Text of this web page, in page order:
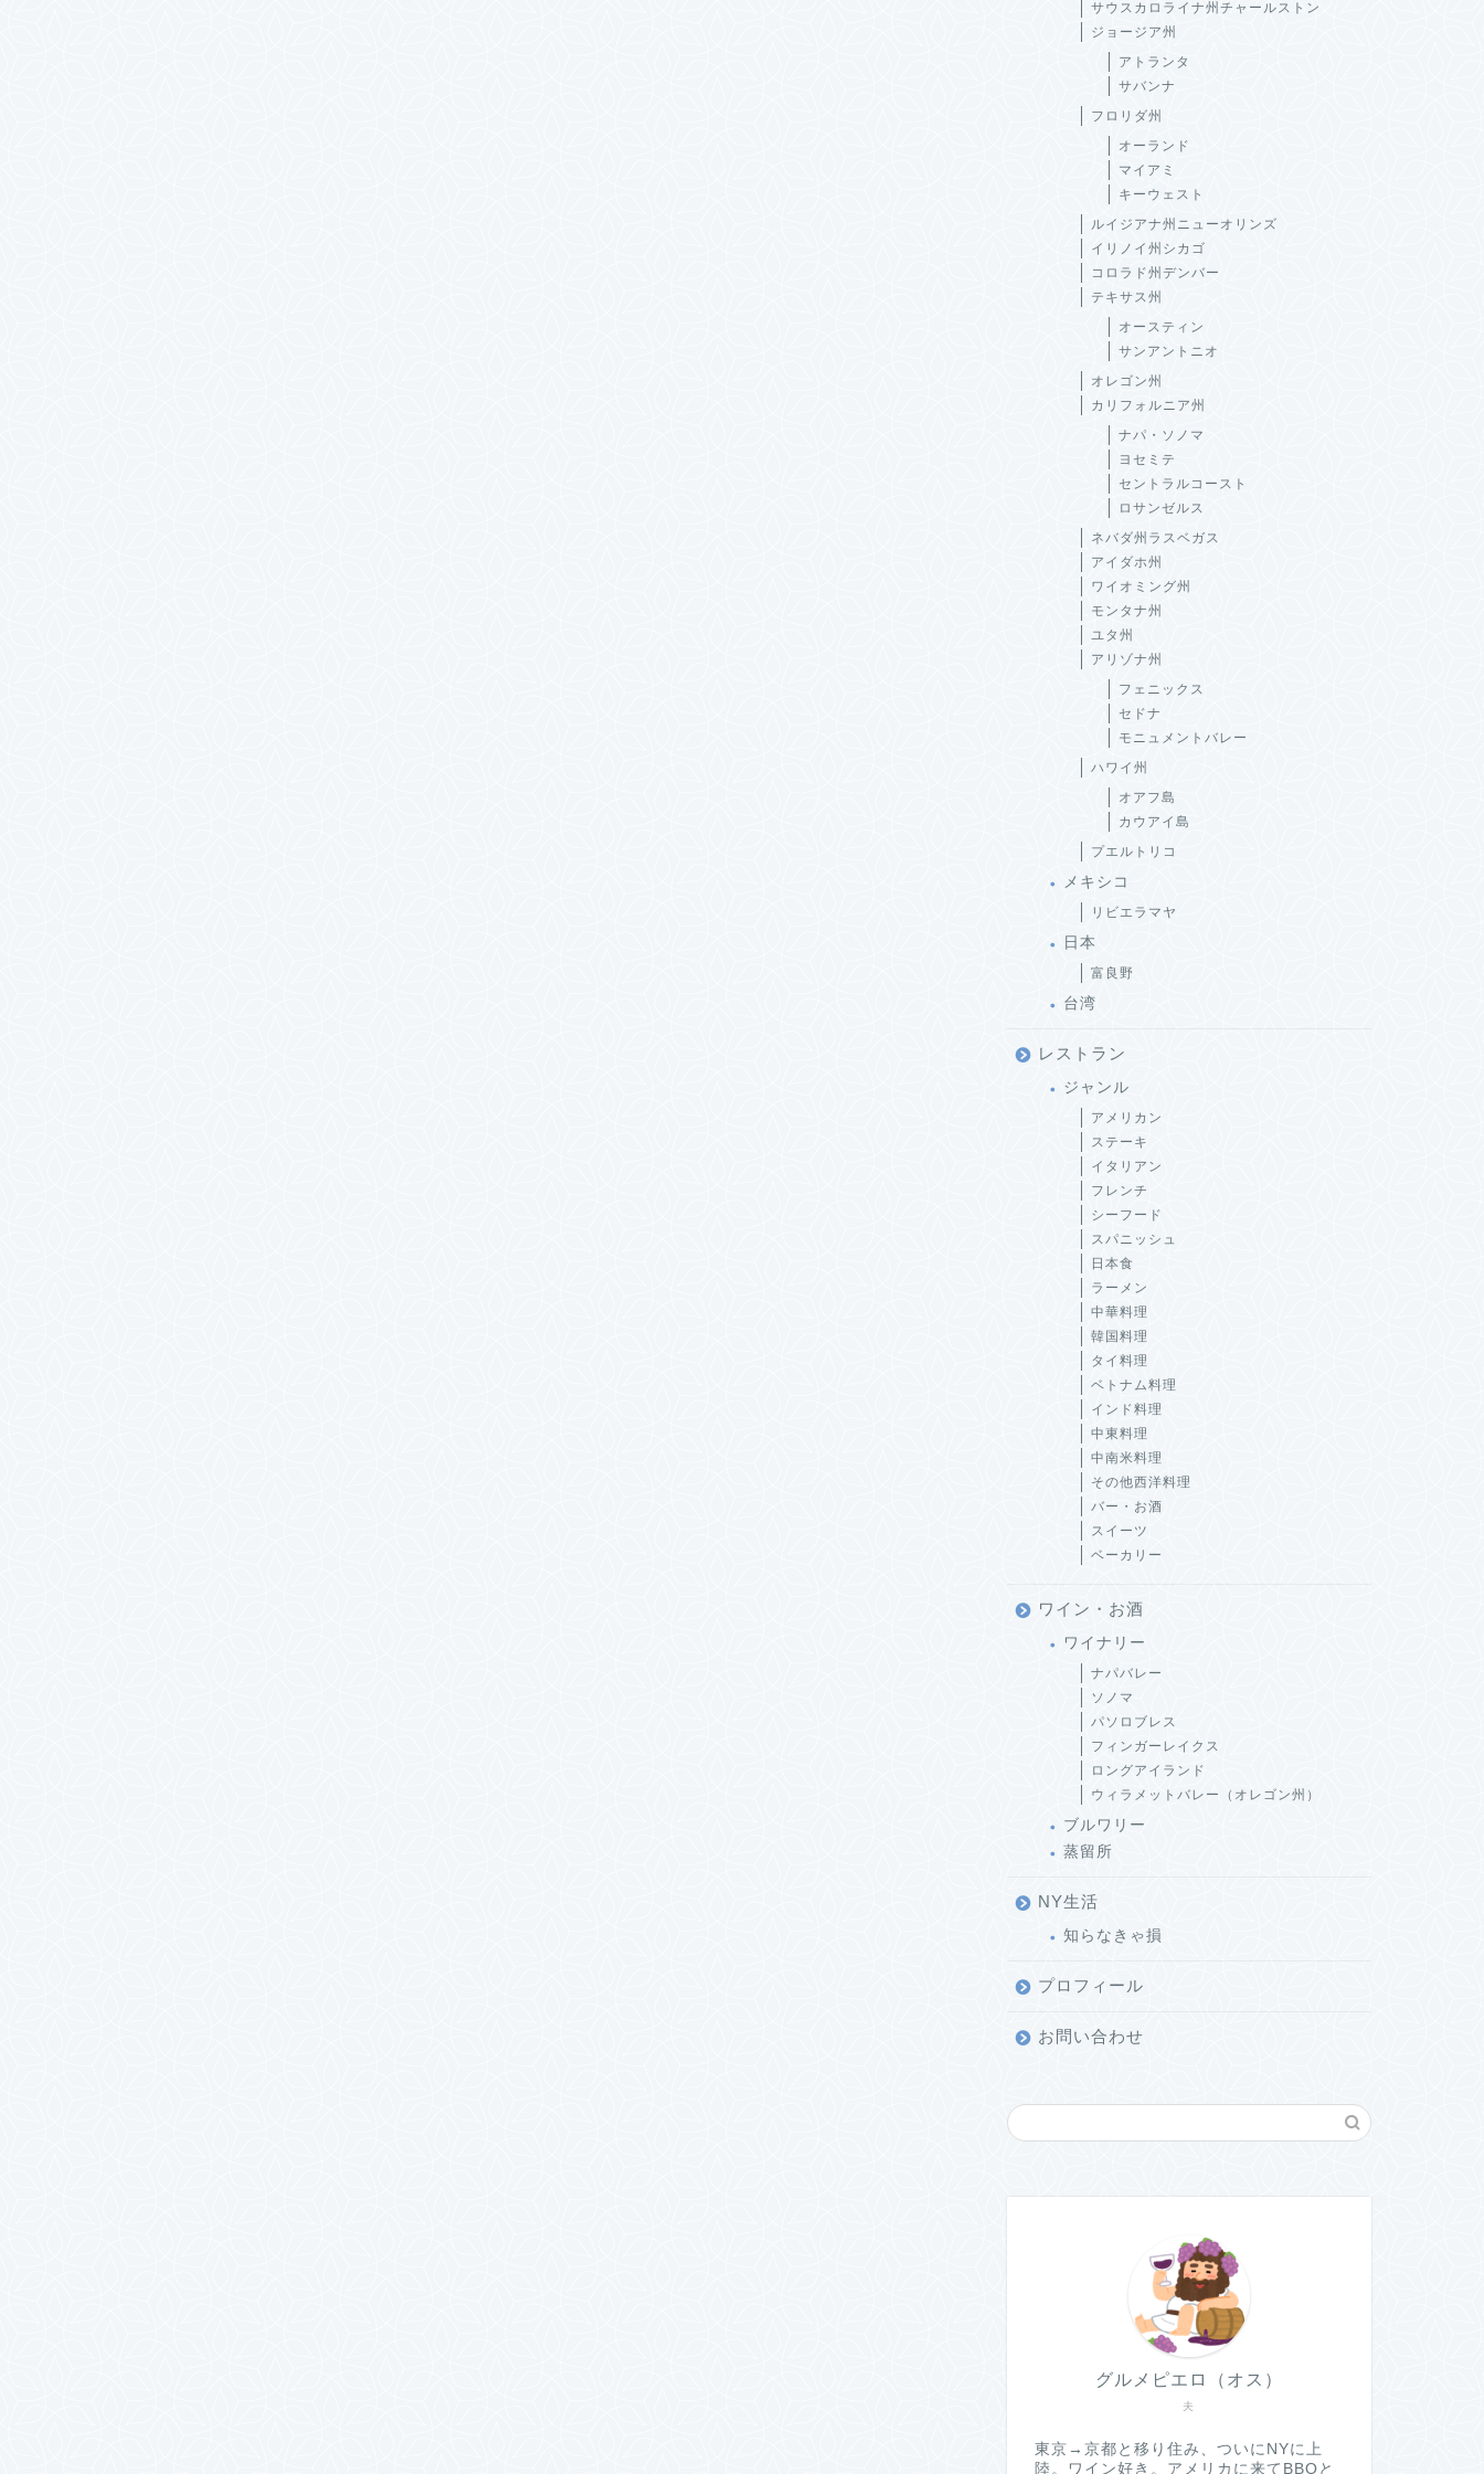
サウスカロライナ州チャールストン
ジョージア州
アトランタ
サバンナ
フロリダ州
オーランド
マイアミ
キーウェスト
ルイジアナ州ニューオリンズ
イリノイ州シカゴ
コロラド州デンバー
テキサス州
オースティン
サンアントニオ
オレゴン州
カリフォルニア州
ナパ・ソノマ
ヨセミテ
セントラルコースト
ロサンゼルス
ネバダ州ラスベガス
アイダホ州
ワイオミング州
モンタナ州
ユタ州
アリゾナ州
フェニックス
セドナ
モニュメントバレー
ハワイ州
オアフ島
カウアイ島
プエルトリコ
メキシコ
リビエラマヤ
日本
富良野
台湾
レストラン
ジャンル
アメリカン
ステーキ
イタリアン
フレンチ
シーフード
スパニッシュ
日本食
ラーメン
中華料理
韓国料理
タイ料理
ベトナム料理
インド料理
中東料理
中南米料理
その他西洋料理
バー・お酒
スイーツ
ベーカリー
ワイン・お酒
ワイナリー
ナパバレー
ソノマ
パソロブレス
フィンガーレイクス
ロングアイランド
ウィラメットバレー（オレゴン州）
ブルワリー
蒸留所
NY生活
知らなきゃ損
プロフィール
お問い合わせ
夫
グルメピエロ（オス）
東京→京都と移り住み、ついにNYに上
陸。ワイン好き。アメリカに来てBBQと